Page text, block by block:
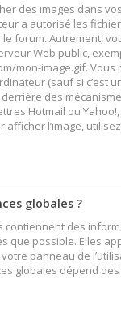
des images dans
a autorisé les
forum. Autrement,
Web public,
mon-image.gif. Vous
(sauf si c’est
des
Hotmail ou
afficher l’image,
globales ?
contiennent des
que possible. Elles
panneau de
globales dépend